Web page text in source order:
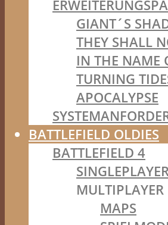
GIANT´S
THEY SHALL
IN THE NAME
TURNING
APOCALYPSE
BATTLEFIELD OLDIES
BATTLEFIELD 4
MULTIPLAYER
MAPS